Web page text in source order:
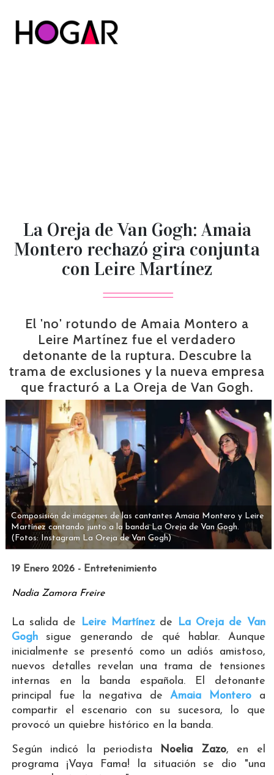
La Oreja de Van Gogh: Amaia
Montero rechazó gira conjunta
con Leire Martínez
El 'no' rotundo de Amaia Montero a
Leire Martínez fue el verdadero
detonante de la ruptura. Descubre la
trama de exclusiones y la nueva empresa
que fracturó a La Oreja de Van Gogh.
Composisión de imágenes de las cantantes Amaia Montero y Leire
Martínez cantando junto a la banda La Oreja de Van Gogh.
(Fotos: Instagram La Oreja de Van Gogh)
19 Enero 2026 - Entretenimiento
Nadia Zamora Freire
La salida de Leire Martínezde
La Oreja de Van
Goghsigue generando de qué hablar. Aunque
inicialmente se presentó como un adiós amistoso,
nuevos detalles revelan una trama de
tensiones
internas en la banda española. El detonante
principal fue la negativa deAmaia Monteroa
compartir el escenario con su sucesora, lo que
provocó un quiebre histórico en la banda.
Según indicó la periodista Noelia Zazo, en el
programa ¡Vaya Fama! la situación se dio "una